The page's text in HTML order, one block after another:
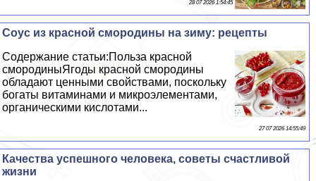
28 07 2026 1:54:45
Соус из красной смородины на зиму: рецепты
Содержание статьи:Польза красной
смородиныЯгоды красной смородины
обладают ценными свойствами, поскольку
богаты витаминами и микроэлементами,
органическими кислотами...
27 07 2026 14:55:49
Качества успешного человека, советы счастливой
жизни